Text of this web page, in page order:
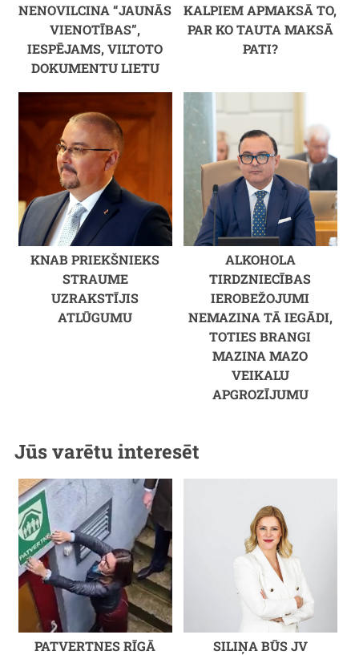
NENOVILCINA “JAUNĀS
VIENOTĪBAS”,
IESPĒJAMS, VILTOTO
DOKUMENTU LIETU
KALPIEM APMAKSĀ TO,
PAR KO TAUTA MAKSĀ
PATI?
KNAB PRIEKŠNIEKS
STRAUME
UZRAKSTĪJIS
ATLŪGUMU
ALKOHOLA
TIRDZNIECĪBAS
IEROBEŽOJUMI
NEMAZINA TĀ IEGĀDI,
TOTIES BRANGI
MAZINA MAZO
VEIKALU
APGROZĪJUMU
Jūs varētu interesēt
PATVERTNES RĪGĀ
SILIŅA BŪS JV